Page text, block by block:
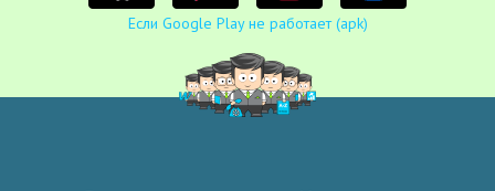
Если Google Play не работает (apk)